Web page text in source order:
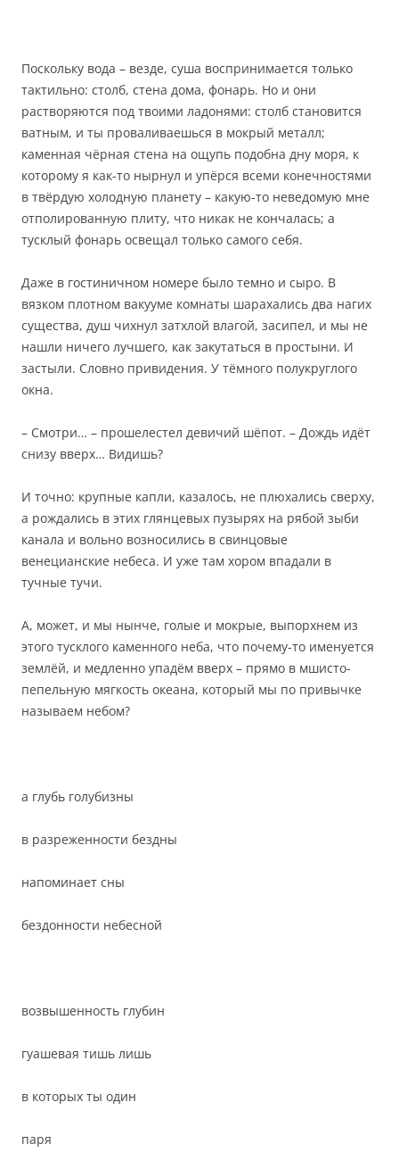
Поскольку вода – везде, суша воспринимается только
тактильно: столб, стена дома, фонарь. Но и они
растворяются под твоими ладонями: столб становится
ватным, и ты проваливаешься в мокрый металл;
каменная чёрная стена на ощупь подобна дну моря, к
которому я как-то нырнул и упёрся всеми конечностями
в твёрдую холодную планету – какую-то неведомую мне
отполированную плиту, что никак не кончалась; а
тусклый фонарь освещал только самого себя.
Даже в гостиничном номере было темно и сыро. В
вязком плотном вакууме комнаты шарахались два нагих
существа, душ чихнул затхлой влагой, засипел, и мы не
нашли ничего лучшего, как закутаться в простыни. И
застыли. Словно привидения. У тёмного полукруглого
окна.
– Смотри… – прошелестел девичий шёпот. – Дождь идёт
снизу вверх… Видишь?
И точно: крупные капли, казалось, не плюхались сверху,
а рождались в этих глянцевых пузырях на рябой зыби
канала и вольно возносились в свинцовые
венецианские небеса. И уже там хором впадали в
тучные тучи.
А, может, и мы нынче, голые и мокрые, выпорхнем из
этого тусклого каменного неба, что почему-то именуется
землёй, и медленно упадём вверх – прямо в мшисто-
пепельную мягкость океана, который мы по привычке
называем небом?
а глубь голубизны
в разреженности бездны
напоминает сны
бездонности небесной
возвышенность глубин
гуашевая тишь лишь
в которых ты один
паря